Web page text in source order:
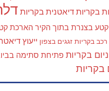
בקריות דיאטנית בקריות
בצנרת בתוך הקיר הארכת
רכב בקריות זגגים בצפון ייעוץ
בקריות פתיחת סתימה
בקריות